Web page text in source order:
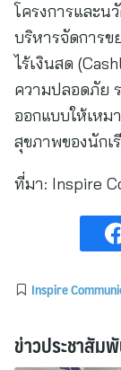
โครงการและน
บริหารจัดการข
ไร้เงินสด
ความปลอดภัย
ออกแบบให้เหม
สุขภาพของนักเ
ที่มา: Inspire
Inspire
ข่าวประชาสัม